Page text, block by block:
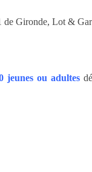
de Gironde, Lot &
jeunes ou adultes